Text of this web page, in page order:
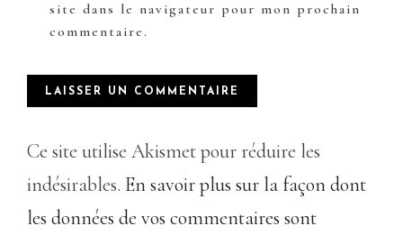
site dans le navigateur pour mon prochain
commentaire.
Ce site utilise Akismet pour réduire les
indésirables. En savoir plus sur la façon dont
les données de vos commentaires sont